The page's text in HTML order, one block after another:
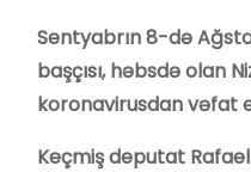
Sentyabrın 8-də
başçısı, həbsdə olan
koronavirusdan vəfat
Keçmiş deputat